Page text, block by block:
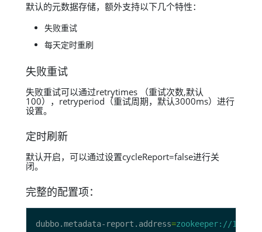
默认的元数据存储，额外支持以下几个特性：
失败重试
每天定时重刷
失败重试
失败重试可以通过retrytimes （重试次数,默认
100），retryperiod（重试周期，默认3000ms）进行
设置。
定时刷新
默认开启，可以通过设置cycleReport=false进行关
闭。
完整的配置项：
dubbo.metadata-report.address=zookeeper://